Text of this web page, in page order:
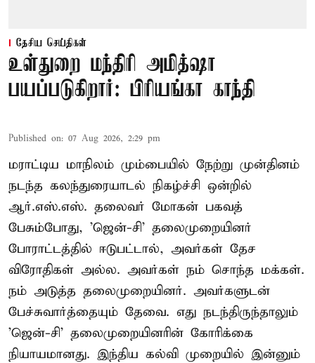
தேசிய செய்திகள்
உள்துறை மந்திரி அமித்ஷா
பயப்படுகிறார்: பிரியங்கா காந்தி
Published on: 07 Aug 2026, 2:29 pm
மராட்டிய மாநிலம் மும்பையில் நேற்று முன்தினம்
நடந்த கலந்துரையாடல் நிகழ்ச்சி ஒன்றில்
ஆர்.எஸ்.எஸ். தலைவர் மோகன் பகவத்
பேசும்போது, 'ஜென்-சி' தலைமுறையினர்
போராட்டத்தில் ஈடுபட்டால், அவர்கள் தேச
விரோதிகள் அல்ல. அவர்கள் நம் சொந்த மக்கள்.
நம் அடுத்த தலைமுறையினர். அவர்களுடன்
பேச்சுவார்த்தையும் தேவை. எது நடந்திருந்தாலும்
'ஜென்-சி' தலைமுறையினரின் கோரிக்கை
நியாயமானது. இந்திய கல்வி முறையில் இன்னும்